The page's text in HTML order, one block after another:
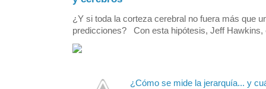
¿Y si toda la corteza cerebral no fuera más que
predicciones? Con esta hipótesis, Jeff Hawkins,
¿Cómo se mide la jerarquía... y